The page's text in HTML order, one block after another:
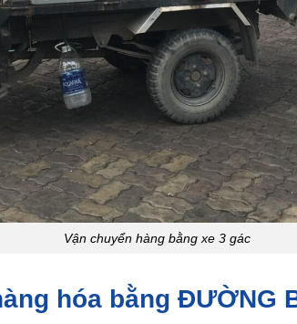
Vận chuyển hàng bằng xe 3 gác
hóa bằng ĐƯỜNG